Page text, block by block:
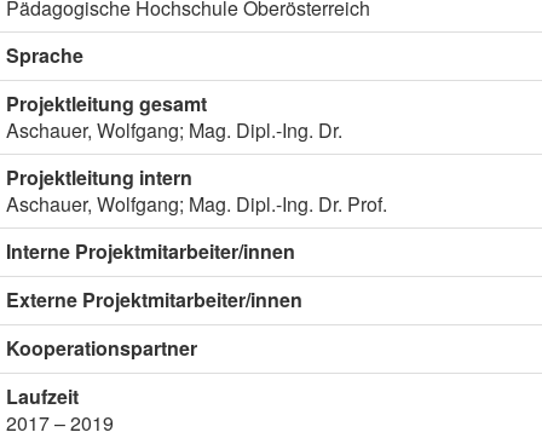
Pädagogische Hochschule Oberösterreich
Sprache
Projektleitung gesamt
Aschauer, Wolfgang; Mag. Dipl.-Ing. Dr.
Projektleitung intern
Aschauer, Wolfgang; Mag. Dipl.-Ing. Dr. Prof.
Interne Projektmitarbeiter/innen
Externe Projektmitarbeiter/innen
Kooperationspartner
Laufzeit
2017 – 2019